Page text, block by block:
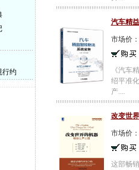
行约
汽车精
市场价：
《汽车
绍平准
产....
改变世
市场价：
这部畅